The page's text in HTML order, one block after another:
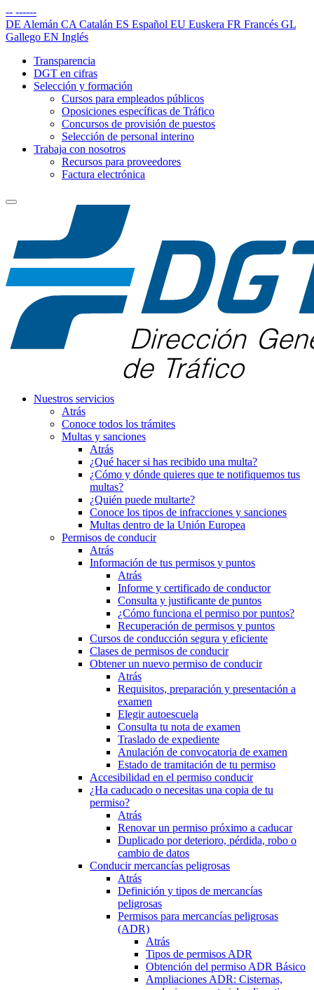
-- ------
DE Alemán CA Catalán ES Español EU Euskera FR Francés GL
Gallego EN Inglés
Transparencia
DGT en cifras
Selección y formación
Cursos para empleados públicos
Oposiciones específicas de Tráfico
Concursos de provisión de puestos
Selección de personal interino
Trabaja con nosotros
Recursos para proveedores
Factura electrónica
Nuestros servicios
Atrás
Conoce todos los trámites
Multas y sanciones
Atrás
¿Qué hacer si has recibido una multa?
¿Cómo y dónde quieres que te notifiquemos tus
multas?
¿Quién puede multarte?
Conoce los tipos de infracciones y sanciones
Multas dentro de la Unión Europea
Permisos de conducir
Atrás
Información de tus permisos y puntos
Atrás
Informe y certificado de conductor
Consulta y justificante de puntos
¿Cómo funciona el permiso por puntos?
Recuperación de permisos y puntos
Cursos de conducción segura y eficiente
Clases de permisos de conducir
Obtener un nuevo permiso de conducir
Atrás
Requisitos, preparación y presentación a
examen
Elegir autoescuela
Consulta tu nota de examen
Traslado de expediente
Anulación de convocatoria de examen
Estado de tramitación de tu permiso
Accesibilidad en el permiso conducir
¿Ha caducado o necesitas una copia de tu
permiso?
Atrás
Renovar un permiso próximo a caducar
Duplicado por deterioro, pérdida, robo o
cambio de datos
Conducir mercancías peligrosas
Atrás
Definición y tipos de mercancías
peligrosas
Permisos para mercancías peligrosas
(ADR)
Atrás
Tipos de permisos ADR
Obtención del permiso ADR Básico
Ampliaciones ADR: Cisternas,